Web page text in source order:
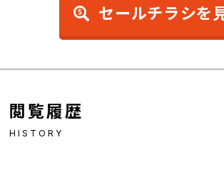
セールチラシを
閲覧履歴
HISTORY